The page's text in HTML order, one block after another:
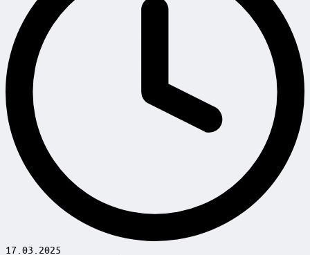
17.03.2025